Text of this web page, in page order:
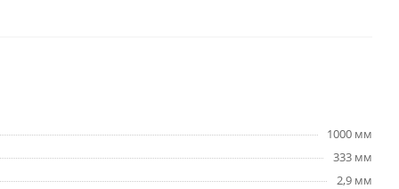
1000 мм
333 мм
2,9 мм